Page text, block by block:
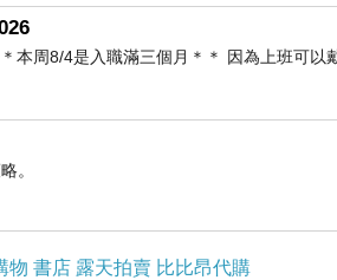
本周8/4是入職滿三個月＊＊ 因為上班可
。
物 書店 露天拍賣 比比昂代購